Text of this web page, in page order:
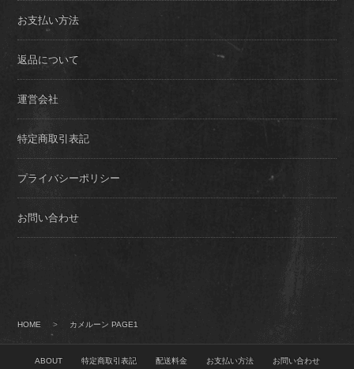
お支払い方法
返品について
運営会社
特定商取引表記
プライバシーポリシー
お問い合わせ
HOME > カメルーン PAGE1
ABOUT 特定商取引表記 配送料金 お支払い方法 お問い合わせ